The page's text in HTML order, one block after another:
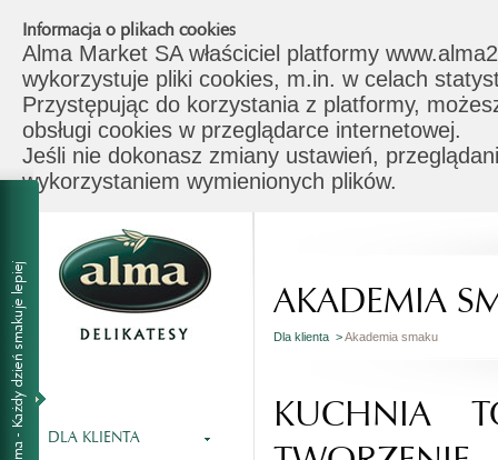
Informacja o plikach cookies
Alma Market SA właściciel platformy
wykorzystuje pliki cookies, m.in. w celach
Przystępując do korzystania z platformy,
obsługi cookies w przeglądarce internetowej.
Jeśli nie dokonasz zmiany ustawień,
wykorzystaniem wymienionych plików.
DLA KLIENTA
AKADEMIA
Dla klienta >Akademia smaku
KUCHNIA